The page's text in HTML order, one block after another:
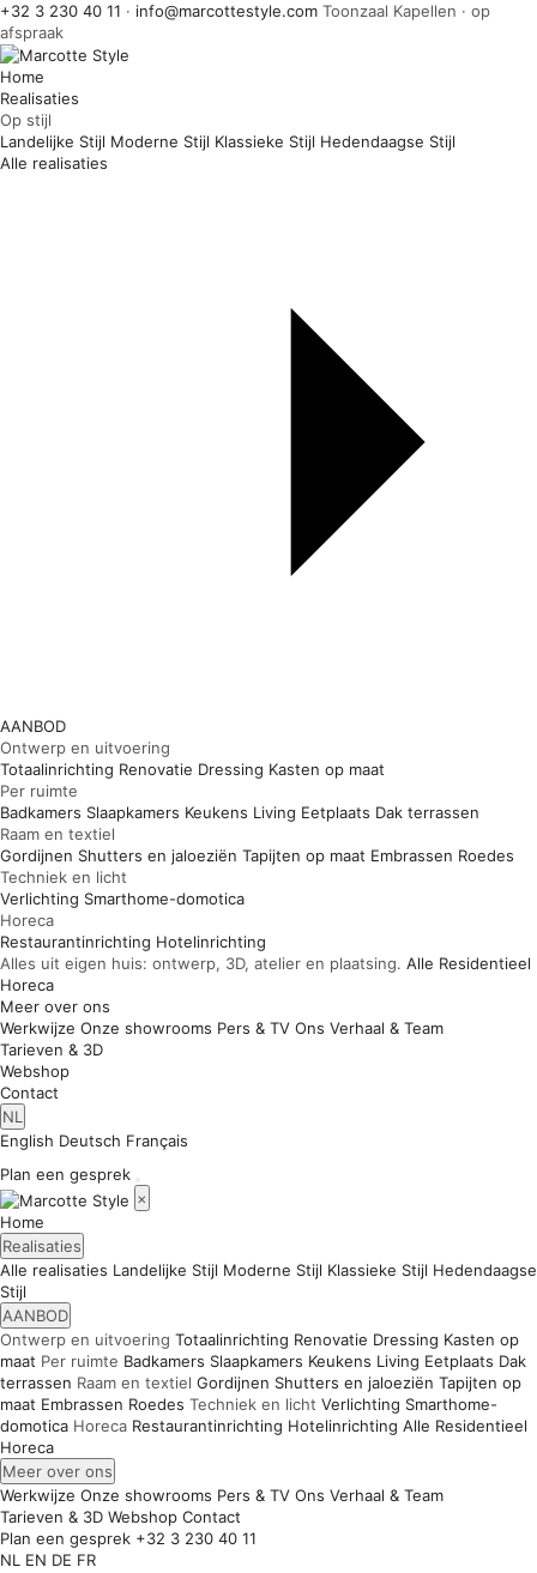
+32 3 230 40 11 · info@marcottestyle.com Toonzaal Kapellen · op
afspraak
Home
Realisaties
Op stijl
Landelijke Stijl Moderne Stijl Klassieke Stijl Hedendaagse Stijl
Alle realisaties
AANBOD
Ontwerp en uitvoering
Totaalinrichting Renovatie Dressing Kasten op maat
Per ruimte
Badkamers Slaapkamers Keukens Living Eetplaats Dak terrassen
Raam en textiel
Gordijnen Shutters en jaloeziën Tapijten op maat Embrassen Roedes
Techniek en licht
Verlichting Smarthome-domotica
Horeca
Restaurantinrichting Hotelinrichting
Alles uit eigen huis: ontwerp, 3D, atelier en plaatsing. Alle Residentieel
Horeca
Meer over ons
Werkwijze Onze showrooms Pers & TV Ons Verhaal & Team
Tarieven & 3D
Webshop
Contact
NL
English Deutsch Français
Plan een gesprek
×
Home
Realisaties
Alle realisaties Landelijke Stijl Moderne Stijl Klassieke Stijl Hedendaagse
Stijl
AANBOD
Ontwerp en uitvoering Totaalinrichting Renovatie Dressing Kasten op
maat Per ruimte Badkamers Slaapkamers Keukens Living Eetplaats Dak
terrassen Raam en textiel Gordijnen Shutters en jaloeziën Tapijten op
maat Embrassen Roedes Techniek en licht Verlichting Smarthome-
domotica Horeca Restaurantinrichting Hotelinrichting Alle Residentieel
Horeca
Meer over ons
Werkwijze Onze showrooms Pers & TV Ons Verhaal & Team
Tarieven & 3D Webshop Contact
Plan een gesprek +32 3 230 40 11
NL EN DE FR